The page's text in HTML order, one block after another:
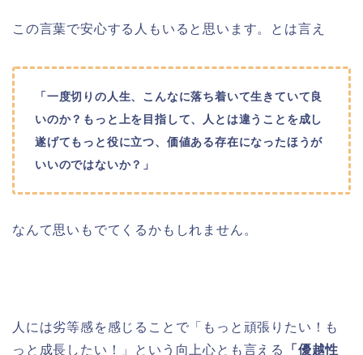
この言葉で安心する人もいると思います。とは言え
「一度切りの人生、こんなに落ち着いて生きていて良
いのか？もっと上を目指して、人とは違うことを成し
遂げてもっと役に立つ、価値ある存在になったほうが
いいのではないか？」
なんて思いもでてくるかもしれません。
人には劣等感を感じることで「もっと頑張りたい！も
っと成長したい！」という向上心とも言える
「優越性